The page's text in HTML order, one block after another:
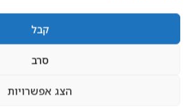
קבל
סרב
הצג אפשרויות